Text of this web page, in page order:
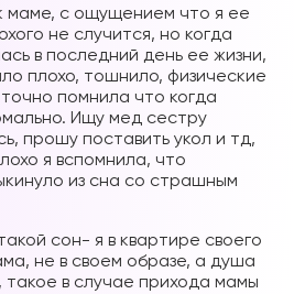
маме, с ощущением что я ее
не случится, но когда
в последний день ее жизни,
плохо, тошнило, физические
помнила что когда
Ищу мед сестру
прошу поставить укол и тд,
я вспомнила, что
из сна со страшным
сон- я в квартире своего
не в своем образе, а душа
в случае прихода мамы